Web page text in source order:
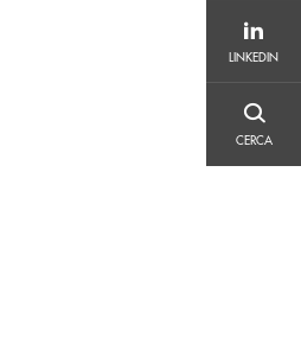
LINKEDIN
CERCA